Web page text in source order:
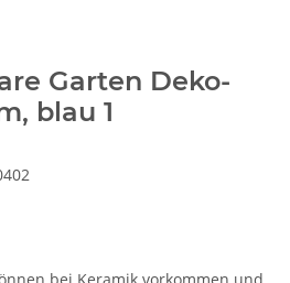
Garten Deko-
blau 1